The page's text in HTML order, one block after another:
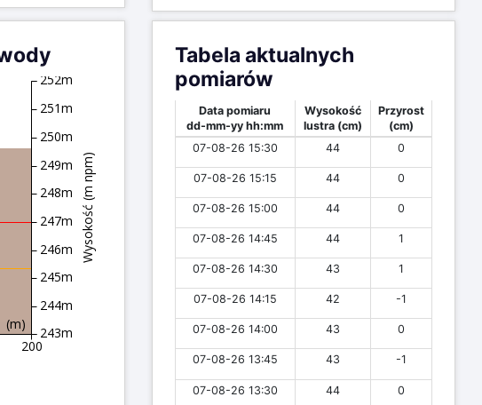
(m)
200
Wysokość (m npm)
243m
244m
245m
246m
247m
248m
249m
250m
251m
252m
Tabela aktualnych
pomiarów
Data pomiaru
dd-mm-yy hh:mm
Wysokość
lustra (cm)
Przyrost
(cm)
07-08-26 15:30
44 0
07-08-26 15:15 44 0
07-08-26 15:00 44 0
07-08-26 14:45 44 1
07-08-26 14:30 43 1
07-08-26 14:15 42 -1
07-08-26 14:00 43 0
07-08-26 13:45 43 -1
07-08-26 13:30 44 0